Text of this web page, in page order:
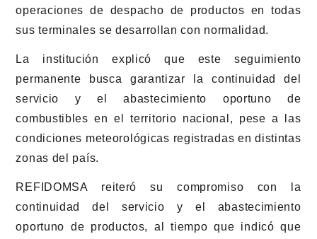
operaciones de despacho de productos en todas
sus terminales se desarrollan con normalidad.
La institución explicó que este seguimiento
permanente busca garantizar la continuidad del
servicio y el abastecimiento oportuno de
combustibles en el territorio nacional, pese a las
condiciones meteorológicas registradas en distintas
zonas del país.
REFIDOMSA reiteró su compromiso con la
continuidad del servicio y el abastecimiento
oportuno de productos, al tiempo que indicó que